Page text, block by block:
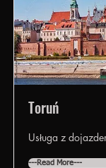
Toruń
Usługa z
---Read More---